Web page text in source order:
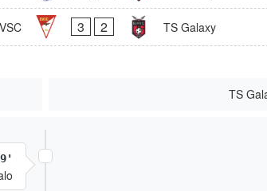
3 2 TS Galaxy
TS